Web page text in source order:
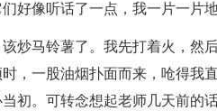
好像听话了一点，我一片一片
炒马铃薯了。我先打着火，然
，一股油烟扑面而来，呛得我
初。可转念想起老师几天前的